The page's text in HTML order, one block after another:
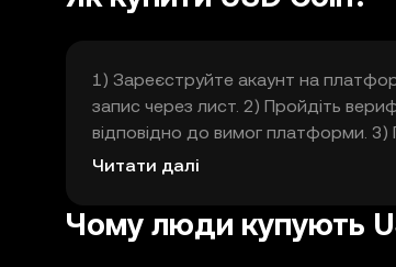
1) Зареєструйте акаунт на
запис через лист. 2) Пройдіть
відповідно до вимог платформи. 3)
наприклад банківський переказ
Читати далі
Чому люди купують